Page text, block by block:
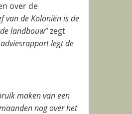
over de
van de Koloniën is de
landbouw”zegt
legt de
maken van een
nog over het